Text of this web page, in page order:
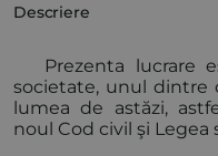
Descriere
Prezenta lucrare
societate, unul dintre
lumea de astăzi,
noul Cod civil şi Legea